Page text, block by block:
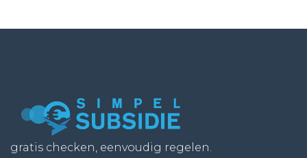
gratis checken, eenvoudig regelen.